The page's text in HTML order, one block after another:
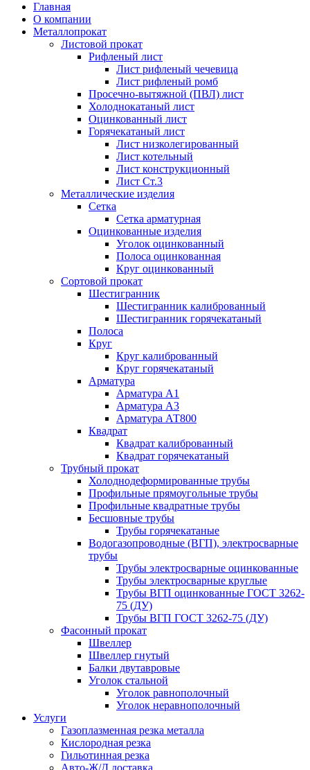
Главная
О компании
Металлопрокат
Листовой прокат
Рифленый лист
Лист рифленый чечевица
Лист рифленый ромб
Просечно-вытяжной (ПВЛ) лист
Холоднокатаный лист
Оцинкованный лист
Горячекатаный лист
Лист низколегированный
Лист котельный
Лист конструкционный
Лист Ст.3
Металлические изделия
Сетка
Сетка арматурная
Оцинкованные изделия
Уголок оцинкованный
Полоса оцинкованная
Круг оцинкованный
Сортовой прокат
Шестигранник
Шестигранник калиброванный
Шестигранник горячекатаный
Полоса
Круг
Круг калиброванный
Круг горячекатаный
Арматура
Арматура А1
Арматура А3
Арматура АТ800
Квадрат
Квадрат калиброванный
Квадрат горячекатаный
Трубный прокат
Холоднодеформированные трубы
Профильные прямоугольные трубы
Профильные квадратные трубы
Бесшовные трубы
Трубы горячекатаные
Водогазопроводные (ВГП), электросварные
трубы
Трубы электросварные оцинкованные
Трубы электросварные круглые
Трубы ВГП оцинкованные ГОСТ 3262-
75 (ДУ)
Трубы ВГП ГОСТ 3262-75 (ДУ)
Фасонный прокат
Швеллер
Швеллер гнутый
Балки двутавровые
Уголок стальной
Уголок равнополочный
Уголок неравнополочный
Услуги
Газоплазменная резка металла
Кислородная резка
Гильотинная резка
Авто-Ж/Д доставка